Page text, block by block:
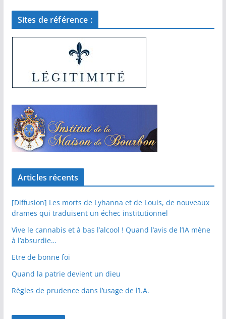
Sites de référence :
Articles récents
[Diffusion] Les morts de Lyhanna et de Louis, de nouveaux
drames qui traduisent un échec institutionnel
Vive le cannabis et à bas l’alcool ! Quand l’avis de l’IA mène
à l’absurdie…
Etre de bonne foi
Quand la patrie devient un dieu
Règles de prudence dans l’usage de l’I.A.